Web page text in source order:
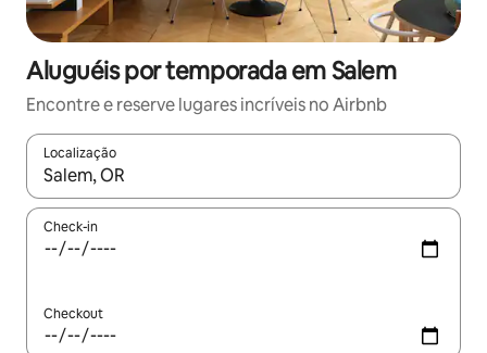
Aluguéis por temporada em Salem
Encontre e reserve lugares incríveis no Airbnb
Localização
Quando os resultados estiverem disponíveis, explore-os
Check-in
Checkout